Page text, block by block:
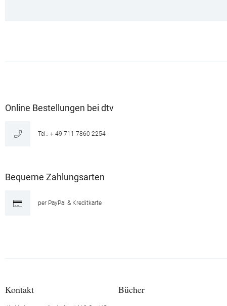
Online Bestellungen bei dtv
Tel.: + 49 711 7860 2254
Bequeme Zahlungsarten
per PayPal & Kreditkarte
Kontakt Bücher